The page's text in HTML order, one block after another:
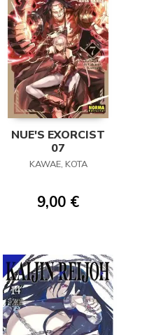
NUE'S EXORCIST
07
KAWAE, KOTA
9,00 €